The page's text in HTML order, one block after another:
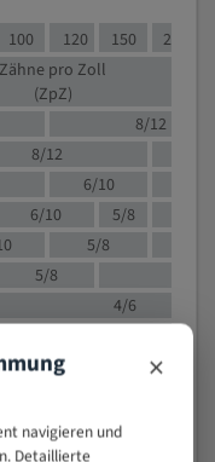
100 120 150 200
Zähne pro Zoll
(ZpZ)
8/12
8/12
6/10
6/10
5/8
5/8
5/8
4/6
4/5
×
navigieren und
Detaillierte